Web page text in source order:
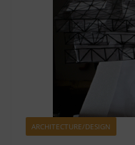
ARCHITECTURE/DESIGN